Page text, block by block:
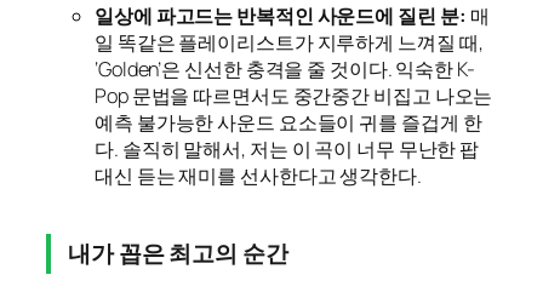
일상에 파고드는 반복적인 사운드에 질린 분: 매
일 똑같은 플레이리스트가 지루하게 느껴질 때,
‘Golden’은 신선한 충격을 줄 것이다. 익숙한 K-
Pop 문법을 따르면서도 중간중간 비집고 나오는
예측 불가능한 사운드 요소들이 귀를 즐겁게 한
다. 솔직히 말해서, 저는 이 곡이 너무 무난한 팝
대신 듣는 재미를 선사한다고 생각한다.
내가 꼽은 최고의 순간